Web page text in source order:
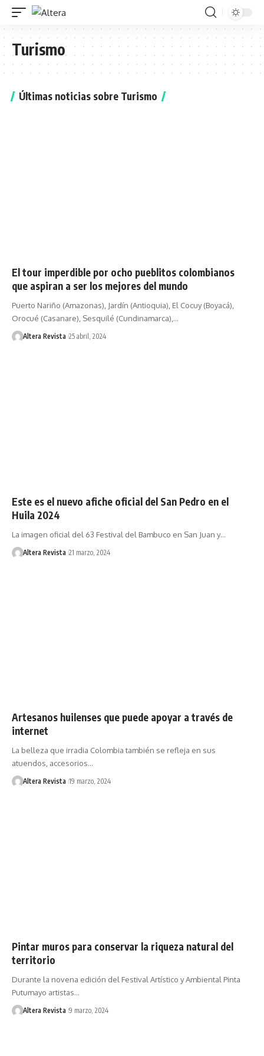
Turismo
Últimas noticias sobre Turismo
El tour imperdible por ocho pueblitos colombianos
que aspiran a ser los mejores del mundo
Puerto Nariño (Amazonas), Jardín (Antioquia), El Cocuy (Boyacá),
Orocué (Casanare), Sesquilé (Cundinamarca),…
Altera Revista 25 abril, 2024
Este es el nuevo afiche oficial del San Pedro en el
Huila 2024
La imagen oficial del 63 Festival del Bambuco en San Juan y…
Altera Revista 21 marzo, 2024
Artesanos huilenses que puede apoyar a través de
internet
La belleza que irradia Colombia también se refleja en sus
atuendos, accesorios…
Altera Revista 19 marzo, 2024
Pintar muros para conservar la riqueza natural del
territorio
Durante la novena edición del Festival Artístico y Ambiental Pinta
Putumayo artistas…
Altera Revista 9 marzo, 2024